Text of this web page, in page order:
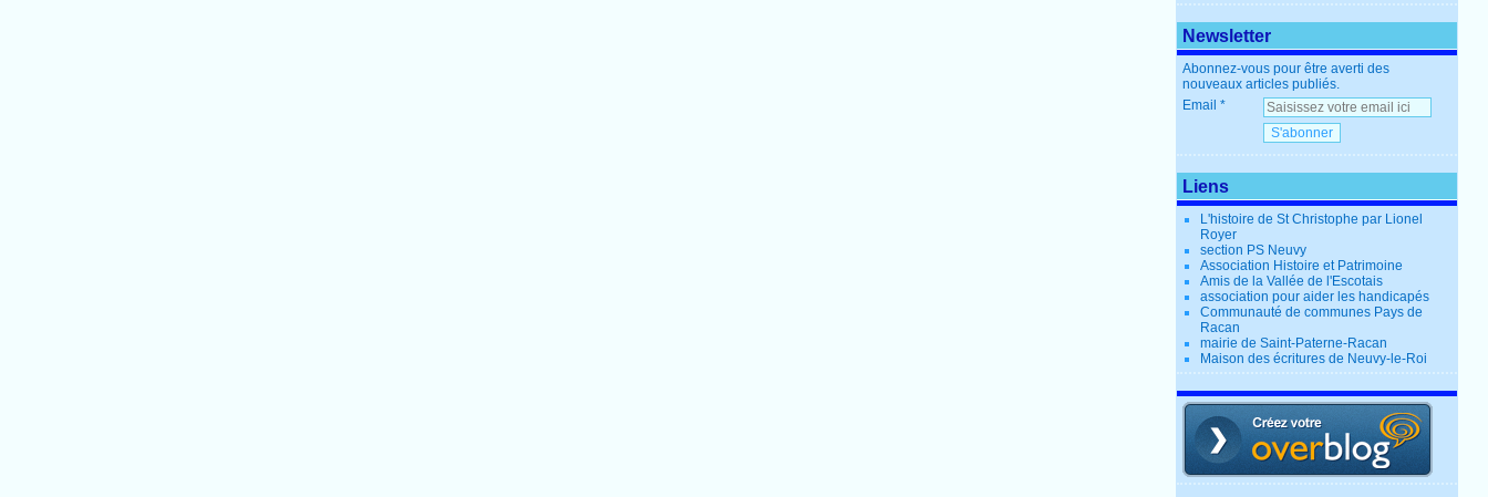
Newsletter
Abonnez-vous pour être averti des
nouveaux articles publiés.
Email
Liens
L'histoire de St Christophe par Lionel
Royer
section PS Neuvy
Association Histoire et Patrimoine
Amis de la Vallée de l'Escotais
association pour aider les handicapés
Communauté de communes Pays de
Racan
mairie de Saint-Paterne-Racan
Maison des écritures de Neuvy-le-Roi